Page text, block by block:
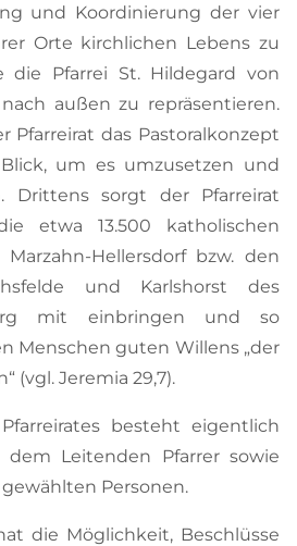
und Koordinierung der vier
Orte kirchlichen Lebens zu
die Pfarrei St. Hildegard von
außen zu repräsentieren.
Pfarreirat das Pastoralkonzept
um es umzusetzen und
Drittens sorgt der Pfarreirat
etwa 13.500 katholischen
Hellersdorf bzw. den
und Karlshorst des
mit einbringen und so
Menschen guten Willens „der
(vgl. Jeremia 29,7).
besteht eigentlich
dem Leitenden Pfarrer sowie
Personen.
die Möglichkeit, Beschlüsse